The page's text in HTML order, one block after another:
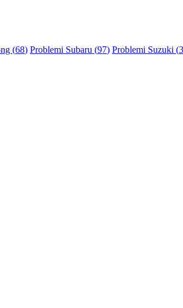
(68) Problemi Subaru (97) Problemi Suzuki (